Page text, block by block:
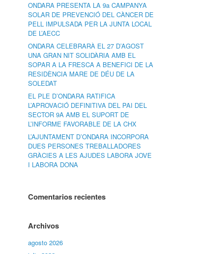
ONDARA PRESENTA LA 9a CAMPANYA
SOLAR DE PREVENCIÓ DEL CÀNCER DE
PELL IMPULSADA PER LA JUNTA LOCAL
DE L’AECC
ONDARA CELEBRARÀ EL 27 D’AGOST
UNA GRAN NIT SOLIDÀRIA AMB EL
SOPAR A LA FRESCA A BENEFICI DE LA
RESIDÈNCIA MARE DE DÉU DE LA
SOLEDAT
EL PLE D’ONDARA RATIFICA
L’APROVACIÓ DEFINITIVA DEL PAI DEL
SECTOR 9A AMB EL SUPORT DE
L’INFORME FAVORABLE DE LA CHX
L’AJUNTAMENT D’ONDARA INCORPORA
DUES PERSONES TREBALLADORES
GRÀCIES A LES AJUDES LABORA JOVE
I LABORA DONA
Comentarios recientes
Archivos
agosto 2026